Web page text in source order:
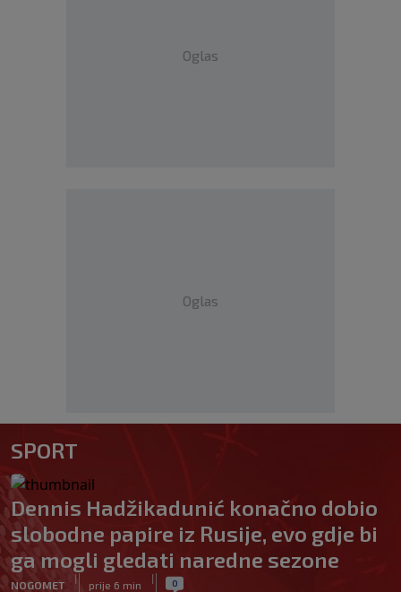
Oglas
Oglas
SPORT
Dennis Hadžikadunić konačno dobio
slobodne papire iz Rusije, evo gdje bi
ga mogli gledati naredne sezone
NOGOMET
|
prije 6 min
| 0